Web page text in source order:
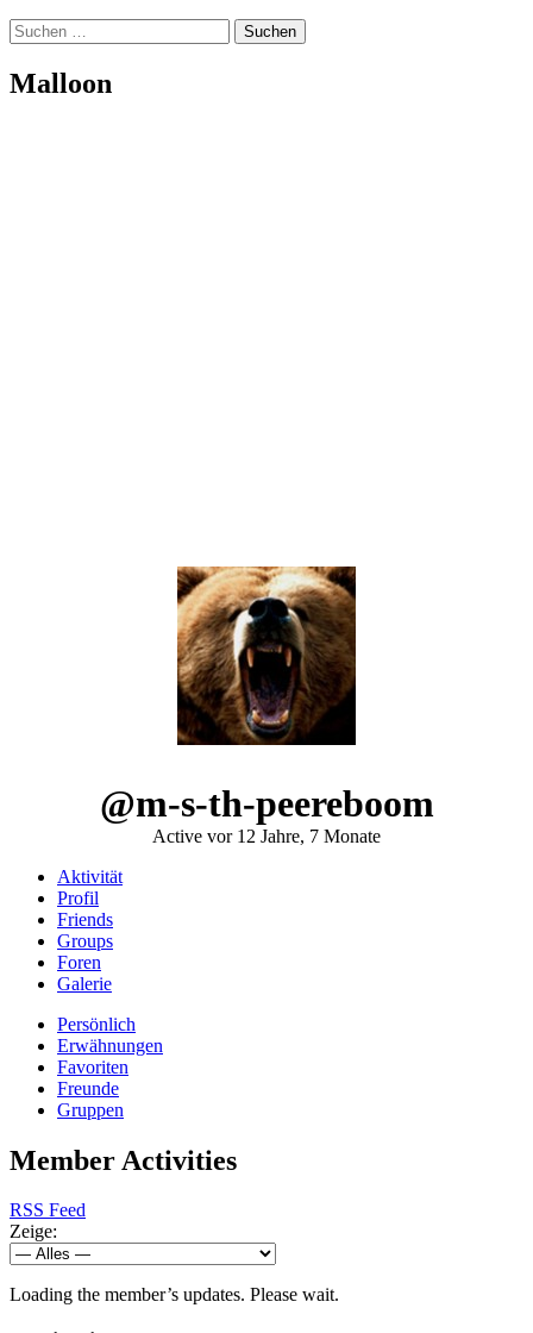
Suchen
nach:
Malloon
@m-s-th-peereboom
Active vor 12 Jahre, 7 Monate
Aktivität
Profil
Friends
Groups
Foren
Galerie
Persönlich
Erwähnungen
Favoriten
Freunde
Gruppen
Member Activities
RSS Feed
Zeige:
Loading the member’s updates. Please wait.